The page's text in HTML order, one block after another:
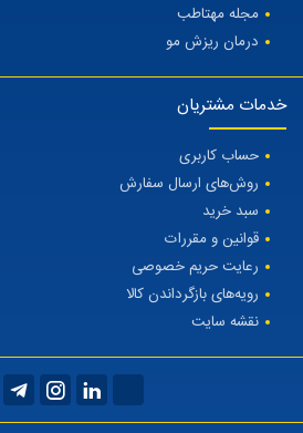
مجله مهتاطب
درمان ریزش مو
خدمات مشتریان
حساب کاربری
روش‌های ارسال سفارش
سبد خرید
قوانین و مقررات
رعایت حریم خصوصی
رویه‌های بازگرداندن کالا
نقشه سایت